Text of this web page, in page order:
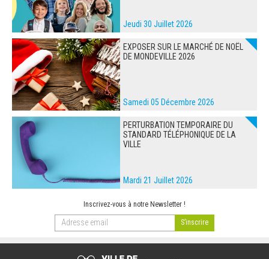
Jeudi 30 Juillet 2026
EXPOSER SUR LE MARCHÉ DE NOËL
DE MONDEVILLE 2026
Samedi 05 Décembre 2026
PERTURBATION TEMPORAIRE DU
STANDARD TÉLÉPHONIQUE DE LA
VILLE
Mardi 21 Juillet 2026
Inscrivez-vous à notre Newsletter !